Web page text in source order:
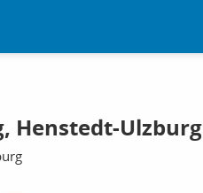
Henstedt-Ulzburg